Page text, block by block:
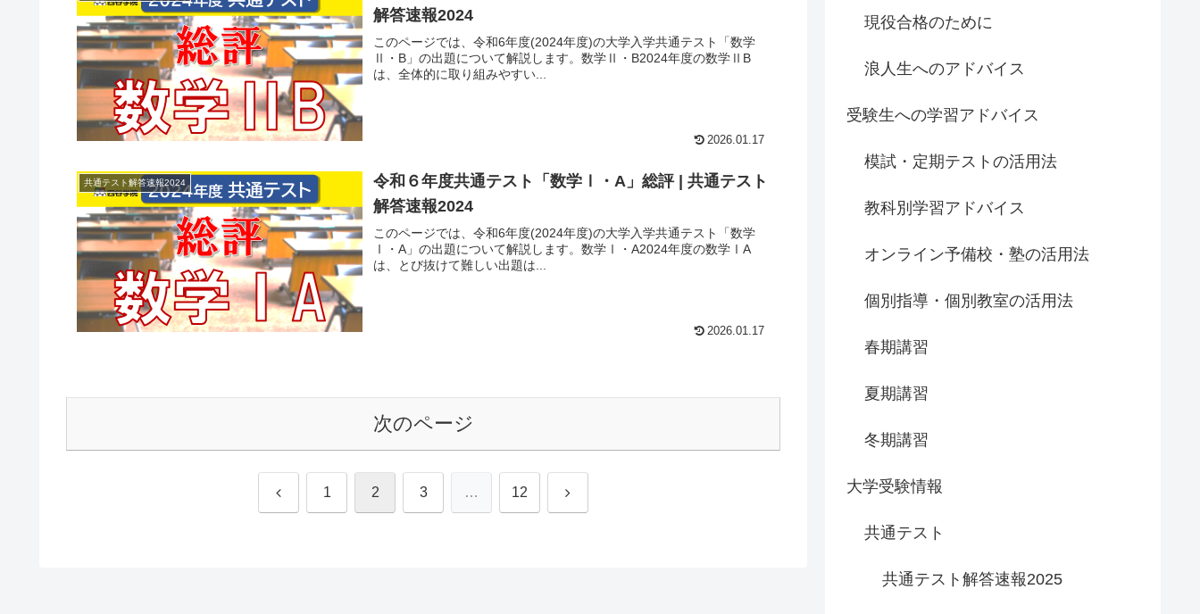
解答速報2024
このページでは、令和6年度(2024年度)の大学入学共通テスト「数学
Ⅱ・B」の出題について解説します。数学Ⅱ・B2024年度の数学ⅡB
は、全体的に取り組みやすい...
2026.01.17
共通テスト解答速報2024
令和６年度共通テスト「数学Ⅰ・A」総評 | 共通テスト
解答速報2024
このページでは、令和6年度(2024年度)の大学入学共通テスト「数学
Ⅰ・A」の出題について解説します。数学Ⅰ・A2024年度の数学ⅠA
は、とび抜けて難しい出題は...
2026.01.17
次のページ
前 1 2 3 … 12 次
現役合格のために
浪人生へのアドバイス
受験生への学習アドバイス
模試・定期テストの活用法
教科別学習アドバイス
オンライン予備校・塾の活用法
個別指導・個別教室の活用法
春期講習
夏期講習
冬期講習
大学受験情報
共通テスト
共通テスト解答速報2025